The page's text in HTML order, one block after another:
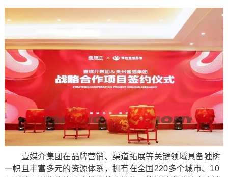
壹媒介集团在品牌营销、渠道拓展等关键领域具备独树
一帜且丰富多元的资源体系，拥有在全国220多个城市、10